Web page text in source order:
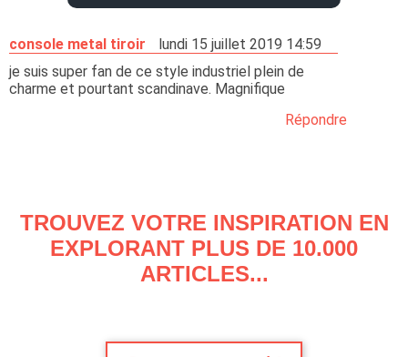
console metal tiroir
lundi 15 juillet 2019 14:59
je suis super fan de ce style industriel plein de
charme et pourtant scandinave. Magnifique
Répondre
TROUVEZ VOTRE INSPIRATION EN
EXPLORANT PLUS DE 10.000
ARTICLES...